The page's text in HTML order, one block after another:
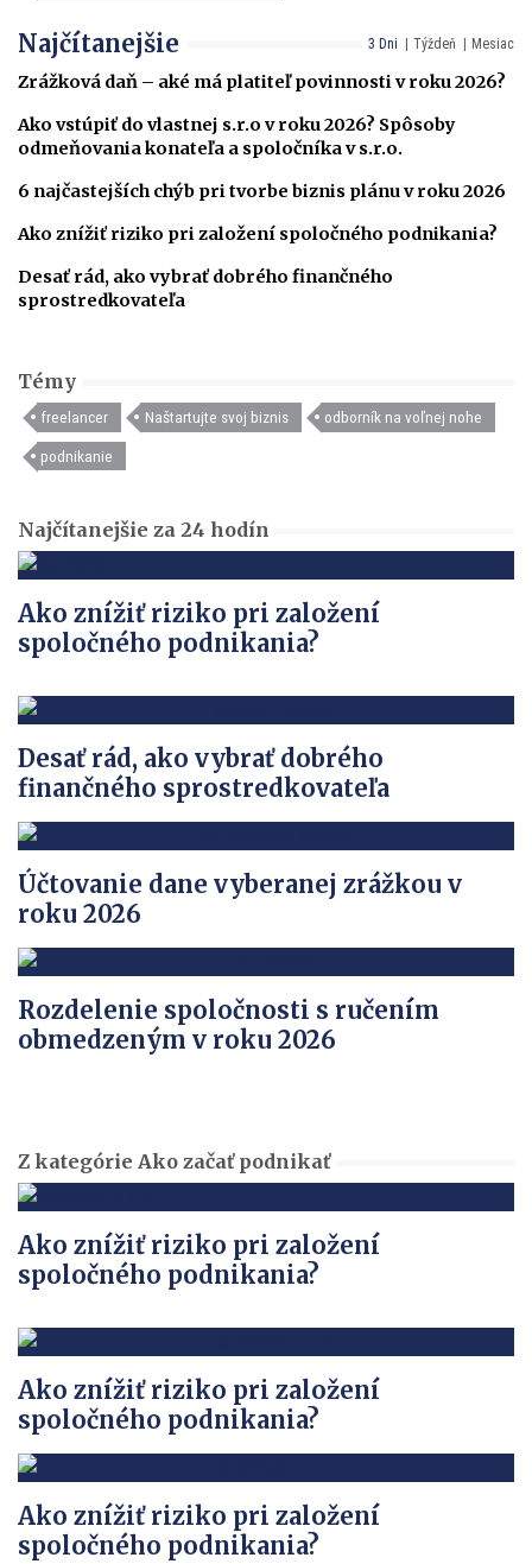
3 Dni Týždeň Mesiac
Najčítanejšie
Zrážková daň – aké má platiteľ povinnosti v roku 2026?
Ako vstúpiť do vlastnej s.r.o v roku 2026? Spôsoby
odmeňovania konateľa a spoločníka v s.r.o.
6 najčastejších chýb pri tvorbe biznis plánu v roku 2026
Ako znížiť riziko pri založení spoločného podnikania?
Desať rád, ako vybrať dobrého finančného
sprostredkovateľa
Témy
freelancer Naštartujte svoj biznis odborník na voľnej nohe
podnikanie
Najčítanejšie za 24 hodín
Ako znížiť riziko pri založení
spoločného podnikania?
Desať rád, ako vybrať dobrého
finančného sprostredkovateľa
Účtovanie dane vyberanej zrážkou v
roku 2026
Rozdelenie spoločnosti s ručením
obmedzeným v roku 2026
Z kategórie Ako začať podnikať
Ako znížiť riziko pri založení
spoločného podnikania?
Ako znížiť riziko pri založení
spoločného podnikania?
Ako znížiť riziko pri založení
spoločného podnikania?